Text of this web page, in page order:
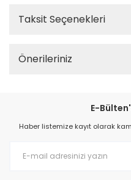
Taksit Seçenekleri
Önerileriniz
E-
Haber listemize kayıt olarak